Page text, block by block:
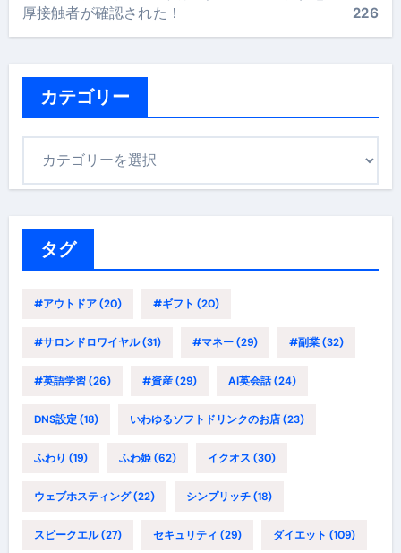
厚接触者が確認された！
226
カテゴリー
タグ
#アウトドア(20) #ギフト (20)
#サロンドロワイヤル(31) #マネー(29) #副業(32)
#英語学習(26) #資産(29) AI英会話(24)
DNS設定(18) いわゆるソフトドリンクのお店(23)
ふわり (19) ふわ姫(62) イクオス (30)
ウェブホスティング(22) シンプリッチ(18)
スピークエル(27) セキュリティ (29) ダイエット (109)